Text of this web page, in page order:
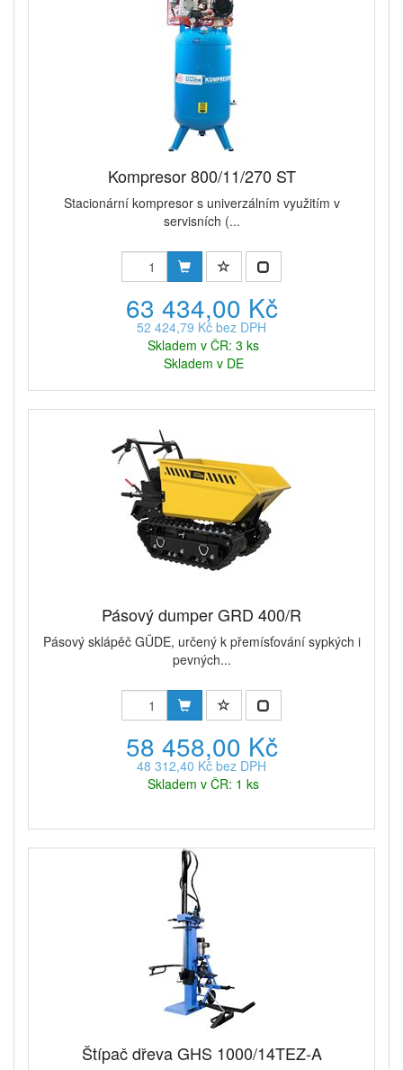
Kompresor 800/11/270 ST
Stacionární kompresor s univerzálním využitím v
servisních (...
63 434,00 Kč
52 424,79 Kč bez DPH
Skladem v ČR: 3 ks
Skladem v DE
Pásový dumper GRD 400/R
Pásový sklápěč GÜDE, určený k přemísťování sypkých i
pevných...
58 458,00 Kč
48 312,40 Kč bez DPH
Skladem v ČR: 1 ks
Štípač dřeva GHS 1000/14TEZ-A